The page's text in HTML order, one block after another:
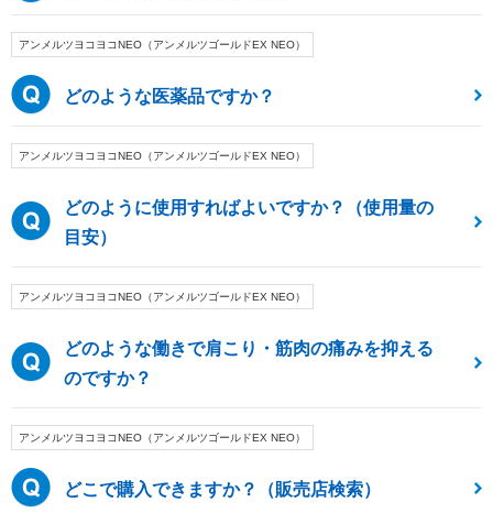
アンメルツヨコヨコNEO（アンメルツゴールドEX NEO）
どのような医薬品ですか？
アンメルツヨコヨコNEO（アンメルツゴールドEX NEO）
どのように使用すればよいですか？（使用量の
目安）
アンメルツヨコヨコNEO（アンメルツゴールドEX NEO）
どのような働きで肩こり・筋肉の痛みを抑える
のですか？
アンメルツヨコヨコNEO（アンメルツゴールドEX NEO）
どこで購入できますか？（販売店検索）